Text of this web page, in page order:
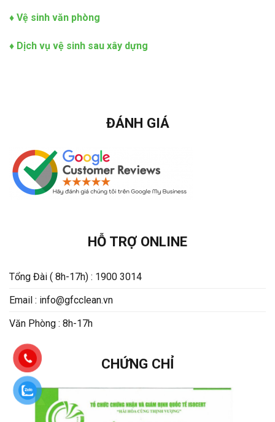
♦ Vệ sinh văn phòng
♦ Dịch vụ vệ sinh sau xây dựng
ĐÁNH GIÁ
HỖ TRỢ ONLINE
Tổng Đài ( 8h-17h) : 1900 3014
Email : info@gfcclean.vn
Văn Phòng : 8h-17h
CHỨNG CHỈ